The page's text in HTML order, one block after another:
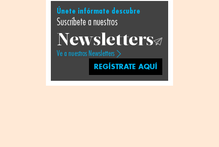
Únete infórmate descubre
Suscríbete a nuestros
Newsletters
Ve a nuestros Newsletters
REGÍSTRATE AQUÍ